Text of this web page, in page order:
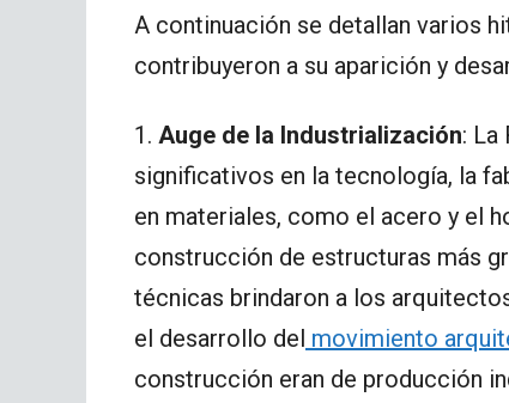
A continuación se detallan varios
contribuyeron a su aparición y
1. Auge de la Industrialización: La
significativos en la tecnología, la
en materiales, como el acero y el
construcción de estructuras más
técnicas brindaron a los
el desarrollo del movimiento
construcción eran de producción